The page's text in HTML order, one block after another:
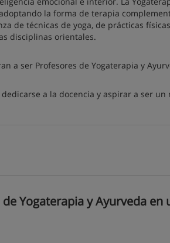
la forma de terapia
de técnicas de yoga, de prácticas
disciplinas orientales.
a ser Profesores de Yogaterapia y
a la docencia y aspirar a ser un
Yogaterapia y Ayurveda en